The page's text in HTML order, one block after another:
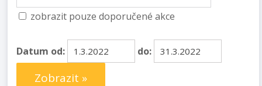
zobrazit pouze doporučené akce
Datum od: do:
Zobrazit »